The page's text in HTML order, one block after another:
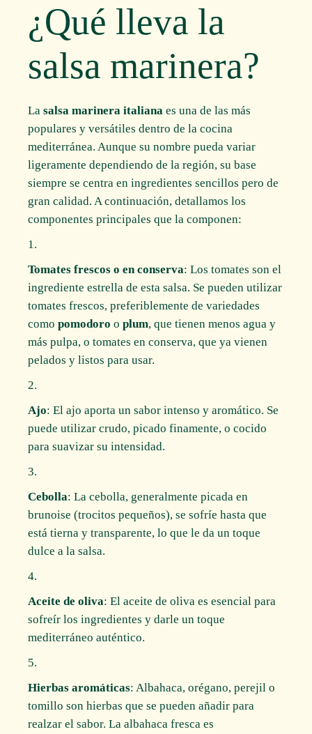
¿Qué lleva la
salsa marinera?
Lasalsa marinera italiana es una de las más
populares y versátiles dentro de la cocina
mediterránea. Aunque su nombre pueda variar
ligeramente dependiendo de la región, su base
siempre se centra en ingredientes sencillos pero de
gran calidad. A continuación, detallamos los
componentes principales que la componen:
Tomates frescos o en conserva: Los tomates son el
ingrediente estrella de esta salsa. Se pueden utilizar
tomates frescos, preferiblemente de variedades
comopomodoro oplum, que tienen menos agua y
más pulpa, o tomates en conserva, que ya vienen
pelados y listos para usar.
Ajo: El ajo aporta un sabor intenso y aromático. Se
puede utilizar crudo, picado finamente, o cocido
para suavizar su intensidad.
Cebolla: La cebolla, generalmente picada en
brunoise (trocitos pequeños), se sofríe hasta que
está tierna y transparente, lo que le da un toque
dulce a la salsa.
Aceite de oliva: El aceite de oliva es esencial para
sofreír los ingredientes y darle un toque
mediterráneo auténtico.
Hierbas aromáticas: Albahaca, orégano, perejil o
tomillo son hierbas que se pueden añadir para
realzar el sabor. La albahaca fresca es